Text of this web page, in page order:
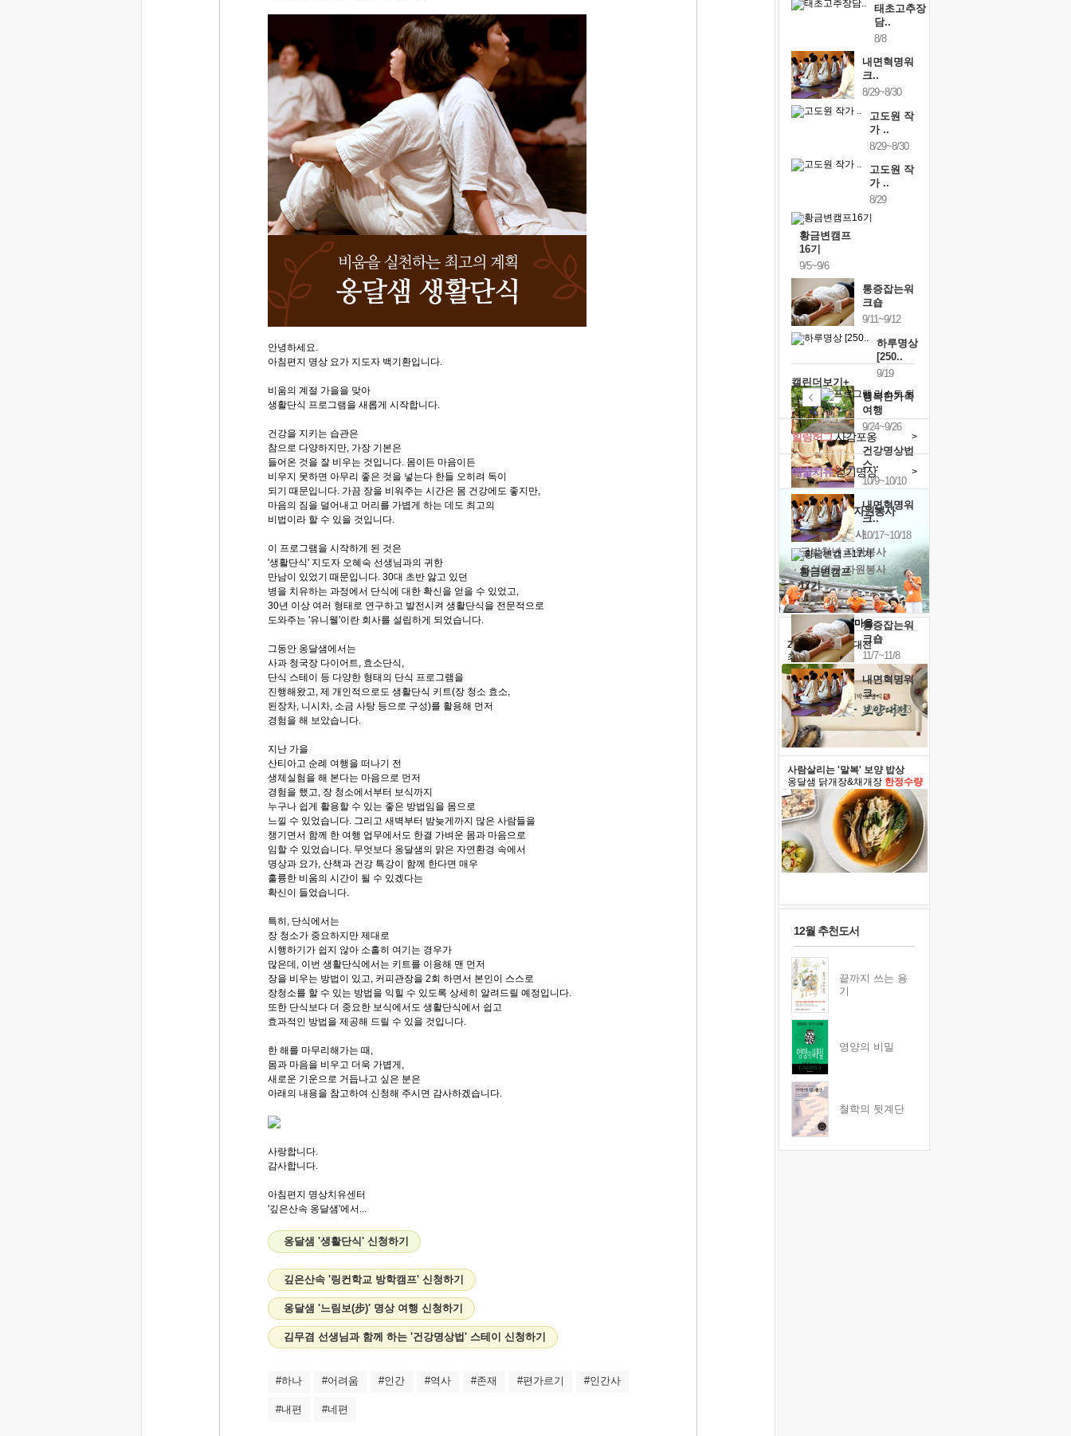
안녕하세요.
아침편지 명상 요가 지도자 백기환입니다.
비움의 계절 가을을 맞아
생활단식 프로그램을 새롭게 시작합니다.
건강을 지키는 습관은
참으로 다양하지만, 가장 기본은
들어온 것을 잘 비우는 것입니다. 몸이든 마음이든
비우지 못하면 아무리 좋은 것을 넣는다 한들 오히려 독이
되기 때문입니다. 가끔 장을 비워주는 시간은 몸 건강에도 좋지만,
마음의 짐을 덜어내고 머리를 가볍게 하는 데도 최고의
비법이라 할 수 있을 것입니다.
이 프로그램을 시작하게 된 것은
'생활단식' 지도자 오혜숙 선생님과의 귀한
만남이 있었기 때문입니다. 30대 초반 앓고 있던
병을 치유하는 과정에서 단식에 대한 확신을 얻을 수 있었고,
30년 이상 여러 형태로 연구하고 발전시켜 생활단식을 전문적으로
도와주는 '유니웰'이란 회사를 설립하게 되었습니다.
그동안 옹달샘에서는
사과 청국장 다이어트, 효소단식,
단식 스테이 등 다양한 형태의 단식 프로그램을
진행해왔고, 제 개인적으로도 생활단식 키트(장 청소 효소,
된장차, 니시차, 소금 사탕 등으로 구성)를 활용해 먼저
경험을 해 보았습니다.
지난 가을
산티아고 순례 여행을 떠나기 전
생체실험을 해 본다는 마음으로 먼저
경험을 했고, 장 청소에서부터 보식까지
누구나 쉽게 활용할 수 있는 좋은 방법임을 몸으로
느낄 수 있었습니다. 그리고 새벽부터 밤늦게까지 많은 사람들을
챙기면서 함께 한 여행 업무에서도 한결 가벼운 몸과 마음으로
임할 수 있었습니다. 무엇보다 옹달샘의 맑은 자연환경 속에서
명상과 요가, 산책과 건강 특강이 함께 한다면 매우
훌륭한 비움의 시간이 될 수 있겠다는
확신이 들었습니다.
특히, 단식에서는
장 청소가 중요하지만 제대로
시행하기가 쉽지 않아 소홀히 여기는 경우가
많은데, 이번 생활단식에서는 키트를 이용해 맨 먼저
장을 비우는 방법이 있고, 커피관장을 2회 하면서 본인이 스스로
장청소를 할 수 있는 방법을 익힐 수 있도록 상세히 알려드릴 예정입니다.
또한 단식보다 더 중요한 보식에서도 생활단식에서 쉽고
효과적인 방법을 제공해 드릴 수 있을 것입니다.
한 해를 마무리해가는 때,
몸과 마음을 비우고 더욱 가볍게,
새로운 기운으로 거듭나고 싶은 분은
아래의 내용을 참고하여 신청해 주시면 감사하겠습니다.
사랑합니다.
감사합니다.
아침편지 명상치유센터
'깊은산속 옹달샘'에서...
옹달샘 '생활단식' 신청하기
깊은산속 '링컨학교 방학캠프' 신청하기
옹달샘 '느림보(步)' 명상 여행 신청하기
김무겸 선생님과 함께 하는 '건강명상법' 스테이 신청하기
#하나 #어려움 #인간 #역사 #존재 #편가르기 #인간사
#내편 #네편
태초고추장
담..
8/8
내면혁명워
크..
8/29~8/30
고도원 작
가 ..
8/29~8/30
고도원 작
가 ..
8/29
황금변캠프
16기
9/5~9/6
통증잡는워
크숍
9/11~9/12
하루명상
[250..
9/19
행복한가족
여행
9/24~9/26
건강명상법
스..
10/9~10/10
내면혁명워
크..
10/17~10/18
황금변캠프
17기
10/30~10/31
통증잡는워
크숍
11/7~11/8
내면혁명워
크..
12/12~12/13
캘린더보기+
예술치유걷기명상 >
힐링허그사감포옹 >
'옹달샘의 꽃'자원봉사
· 청년 자원봉사
· 금빛청년 자원봉사
· 음식연구 자원봉사
2026 말복 보양대전
최대74%할인
사람살리는 '말복' 보양 밥상
옹달샘 닭개장&채개장 한정수량
12월 추천도서
끝까지 쓰는 용
기
영양의 비밀
철학의 뒷계단